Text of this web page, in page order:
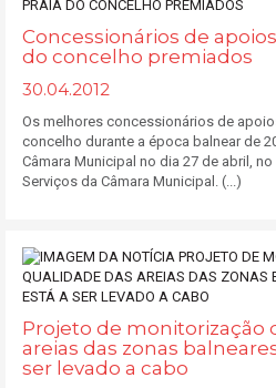
Concessionários de
do concelho premiados
30.04.2012
Os melhores concessionários de
concelho durante a época balnear de
Câmara Municipal no dia 27 de abril,
Serviços da Câmara Municipal. (...)
Projeto de monitorização
areias das zonas
ser levado a cabo